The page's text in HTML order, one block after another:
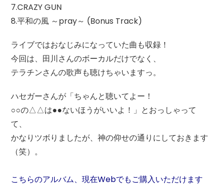
7.CRAZY GUN
8.平和の風 ～pray～ (Bonus Track)
ライブではおなじみになっていた曲も収録！
今回は、田川さんのボーカルだけでなく、
テラチンさんの歌声も聴けちゃいますっ。
ハセガーさんが「ちゃんと聴いてよー！
○○の△△は●●ないほうがいいよ！」とおっしゃって
て、
かなりツボりましたが、神の仰せの通りにしておきます
（笑）。
こちらのアルバム、現在Webでもご購入いただけます